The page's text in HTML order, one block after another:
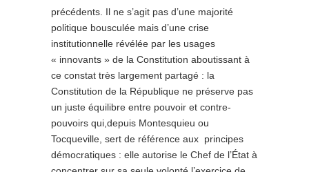
précédents. Il ne s’agit pas d’une majorité
politique bousculée mais d’une crise
institutionnelle révélée par les usages
« innovants » de la Constitution aboutissant à
ce constat très largement partagé : la
Constitution de la République ne préserve pas
un juste équilibre entre pouvoir et contre-
pouvoirs qui,depuis Montesquieu ou
Tocqueville, sert de référence aux principes
démocratiques : elle autorise le Chef de l’État à